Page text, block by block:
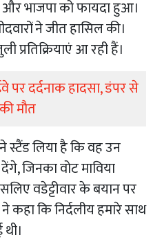
भाजपा को फायदा हुआ।
ने जीत हासिल की।
आ रही हैं।
पर दर्दनाक हादसा, डंपर से
मौत
ने स्टैंड लिया है कि वह उन
जिनका वोट माविया
वडेट्टीवार के बयान पर
कहा कि निर्दलीय हमारे साथ